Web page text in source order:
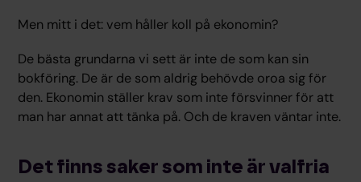
Men mitt i det: vem håller koll på ekonomin?
De bästa grundarna vi sett är inte de som kan sin
bokföring. De är de som aldrig behövde oroa sig för
den. Ekonomin ställer krav som inte försvinner för att
man har annat att tänka på. Och de kraven väntar inte.
Det finns saker som inte är valfria